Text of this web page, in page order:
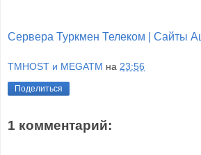
Сервера Туркмен Телеком | Сайты
TMHOST и MEGATM на 23:56
Поделиться
1 комментарий: